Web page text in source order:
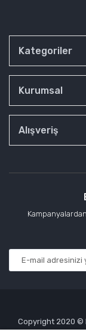
Kategoriler
Kurumsal
Alışveriş
Copyright 2020 ©